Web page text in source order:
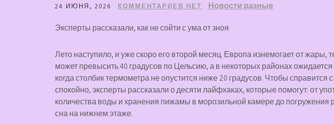
24 ИЮНЯ, 2026 КОММЕНТАРИЕВ НЕТ Новости разные
Эксперты рассказали, как не сойти с ума от зноя
Лето наступило, и уже скоро его второй месяц. Европа изнемогает от жары,
может превысить 40 градусов по Цельсию, а в некоторых районах ожидается
когда столбик термометра не опустится ниже 20 градусов. Чтобы справится
спокойно, эксперты рассказали о десяти лайфхаках, которые помогут: от
количества воды и хранения пижамы в морозильной камере до погружения
сна на нижнем этаже.